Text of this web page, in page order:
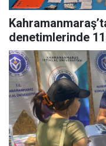
denetimlerinde